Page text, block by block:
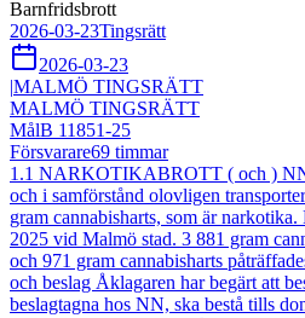
Barnfridsbrott
2026-03-23Tingsrätt
2026-03-23
|MALMÖ TINGSRÄTT
MALMÖ TINGSRÄTT
MålB 11851-25
Försvarare69 timmar
1.1 NARKOTIKABROTT ( och )
och i samförstånd olovligen
gram cannabisharts, som är
2025 vid Malmö stad. 3 881 gram
och 971 gram cannabisharts
och beslag Åklagaren har begärt att
beslagtagna hos NN, ska bestå tills